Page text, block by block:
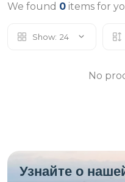
We found 0 items for
Show: 24
No
Узнайте о